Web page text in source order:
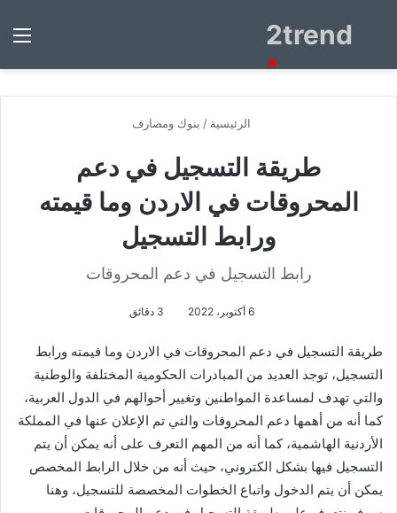
2trendبحث
الرئيسية / بنوك ومصارف
طريقة التسجيل في دعم
المحروقات في الاردن وما قيمته
ورابط التسجيل
رابط التسجيل في دعم المحروقات
6 أكتوبر، 2022
طريقة التسجيل في دعم المحروقات في الاردن وما قيمته ورابط
التسجيل، توجد العديد من المبادرات الحكومية المختلفة والوطنية
والتي تهدف لمساعدة المواطنين وتغيير أحوالهم في الدول العربية،
كما أنه من أهمها دعم المحروقات والتي تم الإعلان عنها في المملكة
الأردنية الهاشمية، كما أنه من المهم التعرف على أنه يمكن أن يتم
التسجيل فيها بشكل الكتروني، حيث أنه من خلال الرابط المخصص
يمكن أن يتم الدخول واتباع الخطوات المخصصة للتسجيل، وهنا
×